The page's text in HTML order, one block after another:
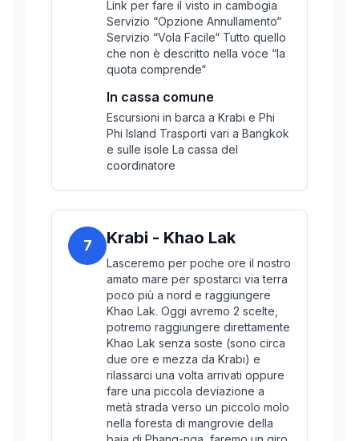
Link per fare il visto in cambogia
Servizio “Opzione Annullamento“
Servizio “Vola Facile“ Tutto quello
che non è descritto nella voce “la
quota comprende“
In cassa comune
Escursioni in barca a Krabi e Phi
Phi Island Trasporti vari a Bangkok
e sulle isole La cassa del
coordinatore
7 Krabi - Khao Lak
Lasceremo per poche ore il nostro
amato mare per spostarci via terra
poco più a nord e raggiungere
Khao Lak. Oggi avremo 2 scelte,
potremo raggiungere direttamente
Khao Lak senza soste (sono circa
due ore e mezza da Krabi) e
rilassarci una volta arrivati oppure
fare una piccola deviazione a
metà strada verso un piccolo molo
nella foresta di mangrovie della